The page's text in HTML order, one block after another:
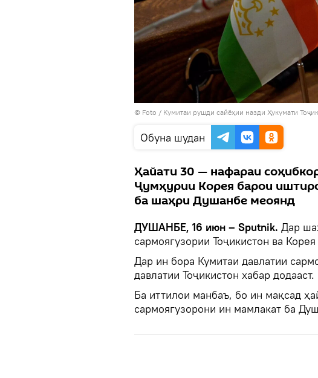
© Foto / Кумитаи рушди сайёҳии назди Ҳукумати
Обуна шудан
Ҳайати 30 — нафараи
Ҷумҳурии Корея барои
ба шаҳри Душанбе меоянд
ДУШАНБЕ, 16 июн – Sputnik. Дар
сармоягузории Тоҷикистон ва
Дар ин бора Кумитаи давлатии
давлатии Тоҷикистон хабар додааст.
Ба иттилои манбаъ, бо ин мақсад
сармоягузорони ин мамлакат ба